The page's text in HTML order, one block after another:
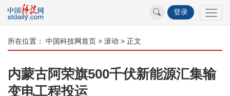
登录
所在位置： 中国科技网首页 > 滚动 > 正文
内蒙古阿荣旗500千伏新能源汇集输
变电工程投运